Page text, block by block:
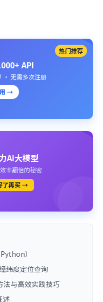
热门推荐
API
· 无需多次注册
→
AI大模型
率翻倍的秘密
了再买 →
）
纬度定位查询
法与高效实践技巧
述